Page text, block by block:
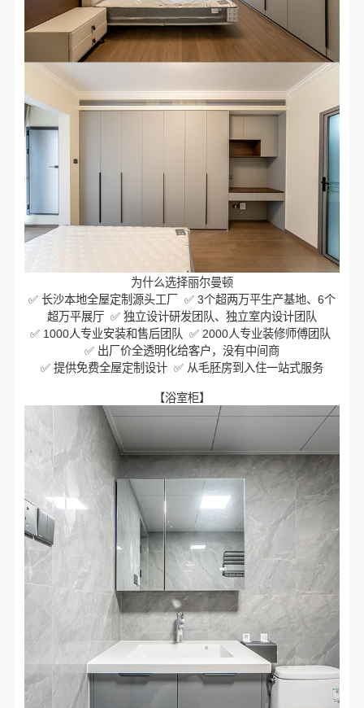
为什么选择丽尔曼顿
✅ 长沙本地全屋定制源头工厂 ✅ 3个超两万平生产基地、6个
超万平展厅 ✅ 独立设计研发团队、独立室内设计团队
✅ 1000人专业安装和售后团队 ✅ 2000人专业装修师傅团队
✅ 出厂价全透明化给客户，没有中间商
✅ 提供免费全屋定制设计 ✅ 从毛胚房到入住一站式服务
【浴室柜】